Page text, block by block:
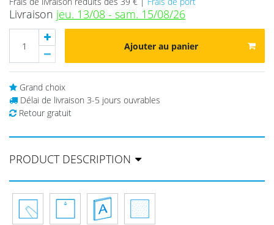
Livraison jeu. 13/08 - sam. 15/08/26
Ajouter au panier
Grand choix
Délai de livraison 3-5 jours ouvrables
Retour gratuit
PRODUCT DESCRIPTION